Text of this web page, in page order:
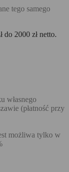
tego samego
do 2000 zł netto.
własnego
(płatność przy
możliwa tylko w